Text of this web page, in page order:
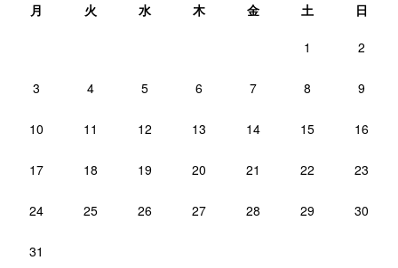
月 火 水 木 金 土 日
1 2
3 4 5 6 7 8 9
10 11 12 13 14 15 16
17 18 19 20 21 22 23
24 25 26 27 28 29 30
31